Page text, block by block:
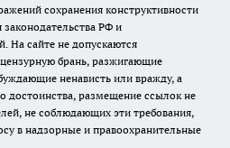
сохранения конструктивности
РФ и
На сайте не допускаются
брань, разжигающие
ненависть или вражду, а
достоинства, размещение ссылок не
не соблюдающих эти требования,
в надзорные и правоохранительные